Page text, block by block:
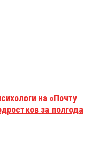
на «Почту
за полгода